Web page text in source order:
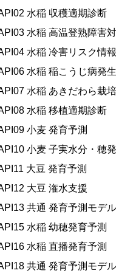
水稲 収穫適期診断
水稲 高温登熟障害
水稲 冷害リスク情報
水稲 稲こうじ病発
水稲 あきだわら栽
水稲 移植適期診断
小麦 発育予測
小麦 子実水分・穂
大豆 発育予測
大豆 潅水支援
共通 発育予測モデ
水稲 幼穂発育予測
水稲 直播発育予測
共通 発育予測モデ